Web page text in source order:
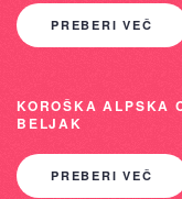
PREBERI VEČ
KOROŠKA ALPSKA
BELJAK
PREBERI VEČ